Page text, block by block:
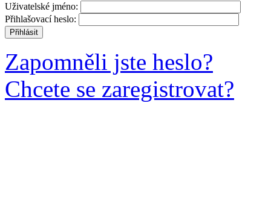
Uživatelské jméno:
Přihlašovací heslo:
Zapomněli jste heslo?
Chcete se zaregistrovat?